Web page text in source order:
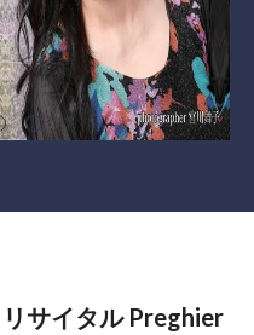
サイタル Preghier